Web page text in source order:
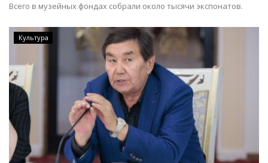
Язык
Қазақша Русский
Всего в музейных фондах собрали около тысячи экспонатов.
Культура